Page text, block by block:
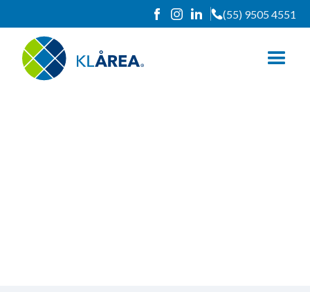
(55) 9505 4551